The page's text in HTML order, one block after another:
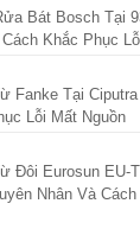
Bát Bosch Tại
Khắc Phục
Fanke Tại Ciputra
Lỗi Mất Nguồn
Đôi Eurosun EU-
Nhân Và